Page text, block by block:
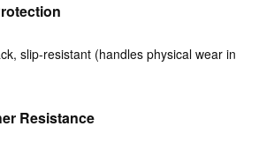
slip-resistant (handles physical wear in
Resistance